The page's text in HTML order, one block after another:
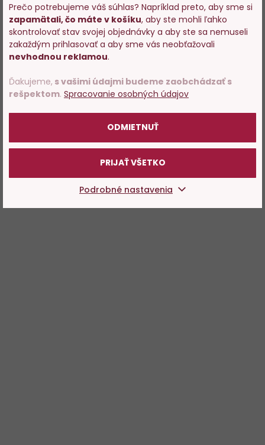
Prečo potrebujeme váš súhlas? Napríklad preto, aby sme si
zapamätali, čo máte v košíku, aby ste mohli ľahko
skontrolovať stav svojej objednávky a aby ste sa nemuseli
zakaždým prihlasovať a aby sme vás neobťažovali
nevhodnou reklamou.
Ďakujeme, s vašimi údajmi budeme zaobchádzať s
rešpektom. Spracovanie osobných údajov
ODMIETNUŤ
PRIJAŤ VŠETKO
Podrobné nastavenia
Vstupujete na stránky s
predajom alkoholu. Prosím
potvrďte, že Vám už bolo 18